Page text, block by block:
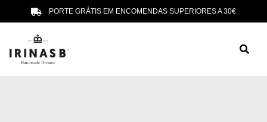
PORTE GRÁTIS EM ENCOMENDAS SUPERIORES A 30€